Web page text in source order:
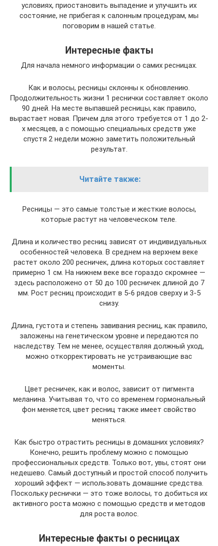
условиях, приостановить выпадение и улучшить их
состояние, не прибегая к салонным процедурам, мы
поговорим в нашей статье.
Интересные факты
Для начала немного информации о самих ресницах.
Как и волосы, ресницы склонны к обновлению.
Продолжительность жизни 1 реснички составляет около
90 дней. На месте выпавшей ресницы, как правило,
вырастает новая. Причем для этого требуется от 1 до 2-
х месяцев, а с помощью специальных средств уже
спустя 2 недели можно заметить положительный
результат.
Читайте также:
Ресницы — это самые толстые и жесткие волосы,
которые растут на человеческом теле.
Длина и количество ресниц зависят от индивидуальных
особенностей человека. В среднем на верхнем веке
растет около 200 ресничек, длина которых составляет
примерно 1 см. На нижнем веке все гораздо скромнее —
здесь расположено от 50 до 100 ресничек длиной до 7
мм. Рост ресниц происходит в 5-6 рядов сверху и 3-5
снизу.
Длина, густота и степень завивания ресниц, как правило,
заложены на генетическом уровне и передаются по
наследству. Тем не менее, осуществляя должный уход,
можно откорректировать не устраивающие вас
моменты.
Цвет ресничек, как и волос, зависит от пигмента
меланина. Учитывая то, что со временем гормональный
фон меняется, цвет ресниц также имеет свойство
меняться.
Как быстро отрастить ресницы в домашних условиях?
Конечно, решить проблему можно с помощью
профессиональных средств. Только вот, увы, стоят они
недешево. Самый доступный и простой способ получить
хороший эффект — использовать домашние средства.
Поскольку реснички — это тоже волосы, то добиться их
активного роста можно с помощью средств и методов
для роста волос.
Интересные факты о ресницах